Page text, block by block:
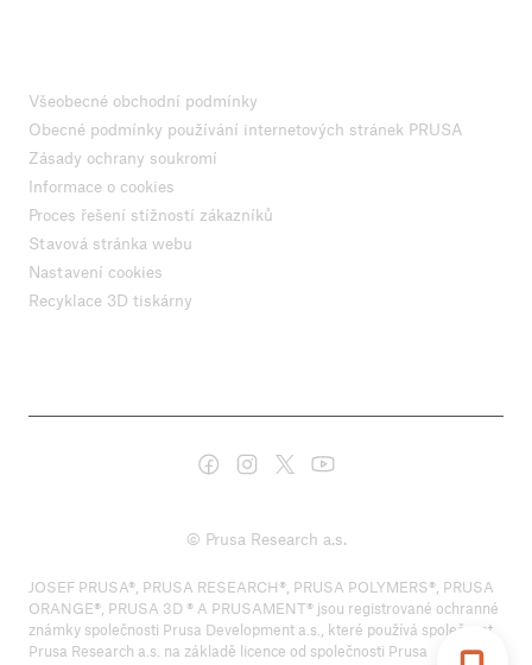
Všeobecné obchodní podmínky
Obecné podmínky používání internetových stránek PRUSA
Zásady ochrany soukromí
Informace o cookies
Proces řešení stížností zákazníků
Stavová stránka webu
Nastavení cookies
Recyklace 3D tiskárny
© Prusa Research a.s.
JOSEF PRUSA®, PRUSA RESEARCH®, PRUSA POLYMERS®, PRUSA
ORANGE®, PRUSA 3D ® A PRUSAMENT® jsou registrované ochranné
známky společnosti Prusa Development a.s., které používá společnost
Prusa Research a.s. na základě licence od společnosti Prusa